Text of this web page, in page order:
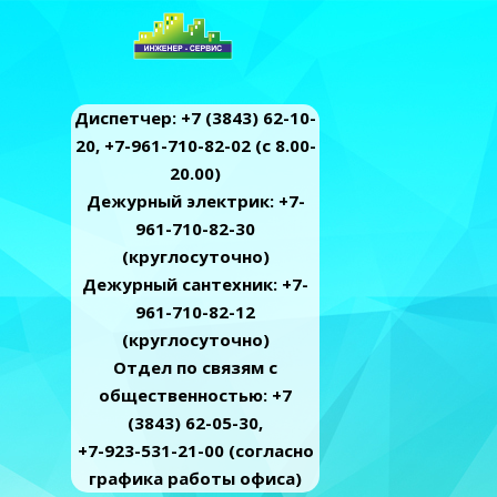
Диспетчер: +7 (3843) 62-10-
20, +7-961-710-82-02 (c 8.00-
20.00)
Дежурный электрик: +7-
961-710-82-30
(круглосуточно)
Дежурный сантехник: +7-
961-710-82-12
(круглосуточно)
Отдел по связям с
общественностью: +7
(3843) 62-05-30,
+7-923-531-21-00 (согласно
графика работы офиса)